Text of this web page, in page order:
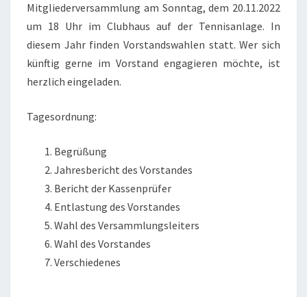
Mitgliederversammlung am Sonntag, dem 20.11.2022
um 18 Uhr im Clubhaus auf der Tennisanlage. In
diesem Jahr finden Vorstandswahlen statt. Wer sich
künftig gerne im Vorstand engagieren möchte, ist
herzlich eingeladen.
Tagesordnung:
Begrüßung
Jahresbericht des Vorstandes
Bericht der Kassenprüfer
Entlastung des Vorstandes
Wahl des Versammlungsleiters
Wahl des Vorstandes
Verschiedenes